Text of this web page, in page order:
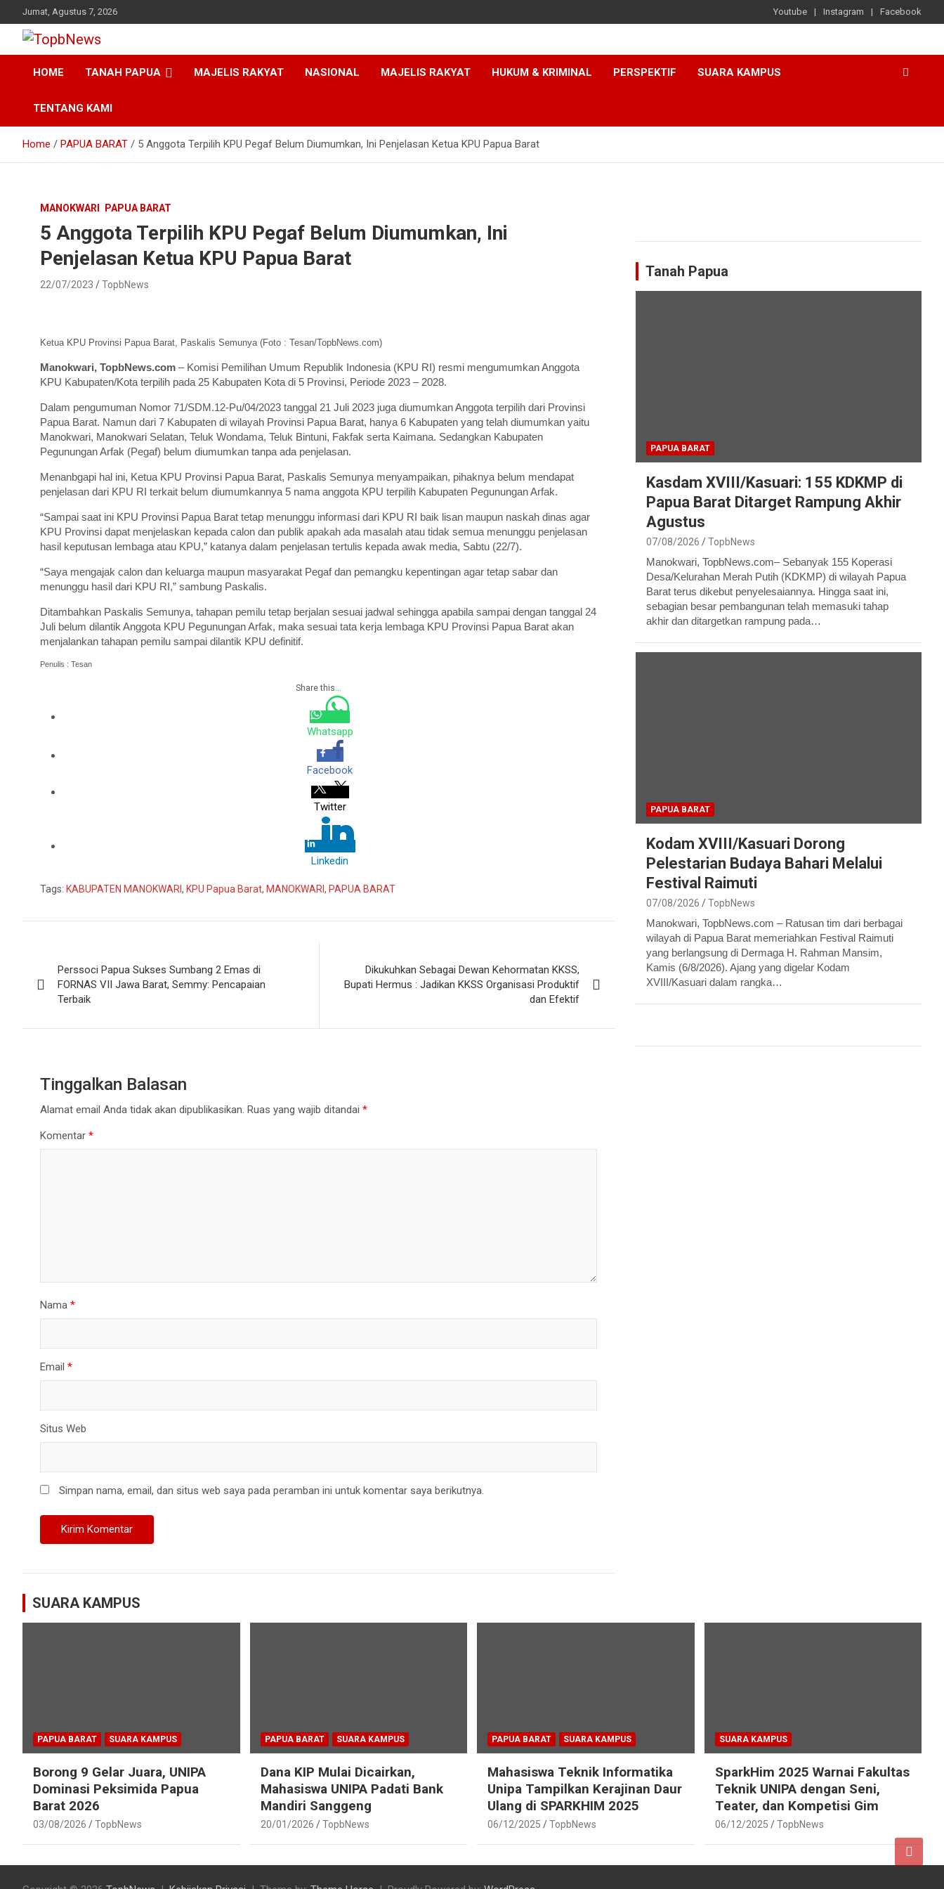
to
content
Jumat, Agustus 7, 2026 Youtube Instagram Facebook
HOME TANAH PAPUA MAJELIS RAKYAT NASIONAL MAJELIS RAKYAT HUKUM & KRIMINAL PERSPEKTIF SUARA KAMPUS
TENTANG KAMI
Home PAPUA BARAT 5 Anggota Terpilih KPU Pegaf Belum Diumumkan, Ini Penjelasan Ketua KPU Papua Barat
MANOKWARI PAPUA BARAT
5 Anggota Terpilih KPU Pegaf Belum Diumumkan, Ini
Penjelasan Ketua KPU Papua Barat
22/07/2023 TopbNews
Ketua KPU Provinsi Papua Barat, Paskalis Semunya (Foto : Tesan/TopbNews.com)
Manokwari, TopbNews.com – Komisi Pemilihan Umum Republik Indonesia (KPU RI) resmi mengumumkan Anggota
KPU Kabupaten/Kota terpilih pada 25 Kabupaten Kota di 5 Provinsi, Periode 2023 – 2028.
Dalam pengumuman Nomor 71/SDM.12-Pu/04/2023 tanggal 21 Juli 2023 juga diumumkan Anggota terpilih dari Provinsi
Papua Barat. Namun dari 7 Kabupaten di wilayah Provinsi Papua Barat, hanya 6 Kabupaten yang telah diumumkan yaitu
Manokwari, Manokwari Selatan, Teluk Wondama, Teluk Bintuni, Fakfak serta Kaimana. Sedangkan Kabupaten
Pegunungan Arfak (Pegaf) belum diumumkan tanpa ada penjelasan.
Menanbgapi hal ini, Ketua KPU Provinsi Papua Barat, Paskalis Semunya menyampaikan, pihaknya belum mendapat
penjelasan dari KPU RI terkait belum diumumkannya 5 nama anggota KPU terpilih Kabupaten Pegunungan Arfak.
“Sampai saat ini KPU Provinsi Papua Barat tetap menunggu informasi dari KPU RI baik lisan maupun naskah dinas agar
KPU Provinsi dapat menjelaskan kepada calon dan publik apakah ada masalah atau tidak semua menunggu penjelasan
hasil keputusan lembaga atau KPU,” katanya dalam penjelasan tertulis kepada awak media, Sabtu (22/7).
“Saya mengajak calon dan keluarga maupun masyarakat Pegaf dan pemangku kepentingan agar tetap sabar dan
menunggu hasil dari KPU RI,” sambung Paskalis.
Ditambahkan Paskalis Semunya, tahapan pemilu tetap berjalan sesuai jadwal sehingga apabila sampai dengan tanggal 24
Juli belum dilantik Anggota KPU Pegunungan Arfak, maka sesuai tata kerja lembaga KPU Provinsi Papua Barat akan
menjalankan tahapan pemilu sampai dilantik KPU definitif.
Penulis : Tesan
Share this...
Whatsapp
Facebook
Twitter
Linkedin
Tags: KABUPATEN MANOKWARI , KPU Papua Barat, MANOKWARI , PAPUA BARAT
pos
Perssoci Papua Sukses Sumbang 2 Emas di
FORNAS VII Jawa Barat, Semmy: Pencapaian
Terbaik
Dikukuhkan Sebagai Dewan Kehormatan KKSS,
Bupati Hermus : Jadikan KKSS Organisasi Produktif
dan Efektif
Tinggalkan Balasan
Alamat email Anda tidak akan dipublikasikan. Ruas yang wajib ditandai *
Komentar *
Nama *
Email *
Situs Web
Simpan nama, email, dan situs web saya pada peramban ini untuk komentar saya berikutnya.
Tanah Papua
PAPUA BARAT
Kasdam XVIII/Kasuari: 155 KDKMP di
Papua Barat Ditarget Rampung Akhir
Agustus
07/08/2026 TopbNews
Manokwari, TopbNews.com– Sebanyak 155 Koperasi
Desa/Kelurahan Merah Putih (KDKMP) di wilayah Papua
Barat terus dikebut penyelesaiannya. Hingga saat ini,
sebagian besar pembangunan telah memasuki tahap
akhir dan ditargetkan rampung pada…
PAPUA BARAT
Kodam XVIII/Kasuari Dorong
Pelestarian Budaya Bahari Melalui
Festival Raimuti
07/08/2026 TopbNews
Manokwari, TopbNews.com – Ratusan tim dari berbagai
wilayah di Papua Barat memeriahkan Festival Raimuti
yang berlangsung di Dermaga H. Rahman Mansim,
Kamis (6/8/2026). Ajang yang digelar Kodam
XVIII/Kasuari dalam rangka…
SUARA KAMPUS
PAPUA BARAT SUARA KAMPUS
Borong 9 Gelar Juara, UNIPA
Dominasi Peksimida Papua
Barat 2026
03/08/2026 TopbNews
PAPUA BARAT SUARA KAMPUS
Dana KIP Mulai Dicairkan,
Mahasiswa UNIPA Padati Bank
Mandiri Sanggeng
20/01/2026 TopbNews
PAPUA BARAT SUARA KAMPUS
Mahasiswa Teknik Informatika
Unipa Tampilkan Kerajinan Daur
Ulang di SPARKHIM 2025
06/12/2025 TopbNews
SUARA KAMPUS
SparkHim 2025 Warnai Fakultas
Teknik UNIPA dengan Seni,
Teater, dan Kompetisi Gim
06/12/2025 TopbNews